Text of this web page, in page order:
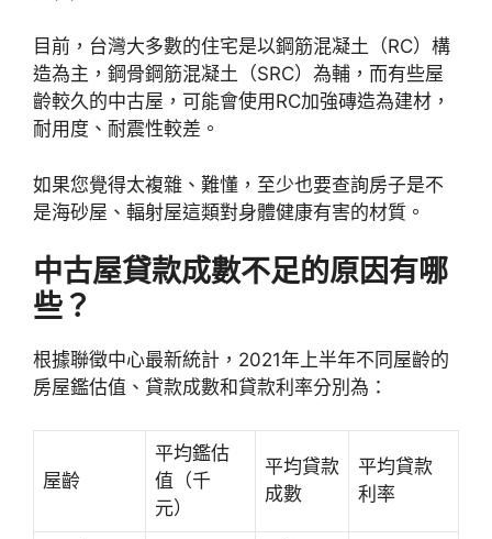
目前，台灣大多數的住宅是以鋼筋混凝土（RC）構
造為主，鋼骨鋼筋混凝土（SRC）為輔，而有些屋
齡較久的中古屋，可能會使用RC加強磚造為建材，
耐用度、耐震性較差。
如果您覺得太複雜、難懂，至少也要查詢房子是不
是海砂屋、輻射屋這類對身體健康有害的材質。
中古屋貸款成數不足的原因有哪
些？
根據聯徵中心最新統計，2021年上半年不同屋齡的
房屋鑑估值、貸款成數和貸款利率分別為：
屋齡
平均鑑估
值（千
元）
平均貸款
成數
平均貸款
利率